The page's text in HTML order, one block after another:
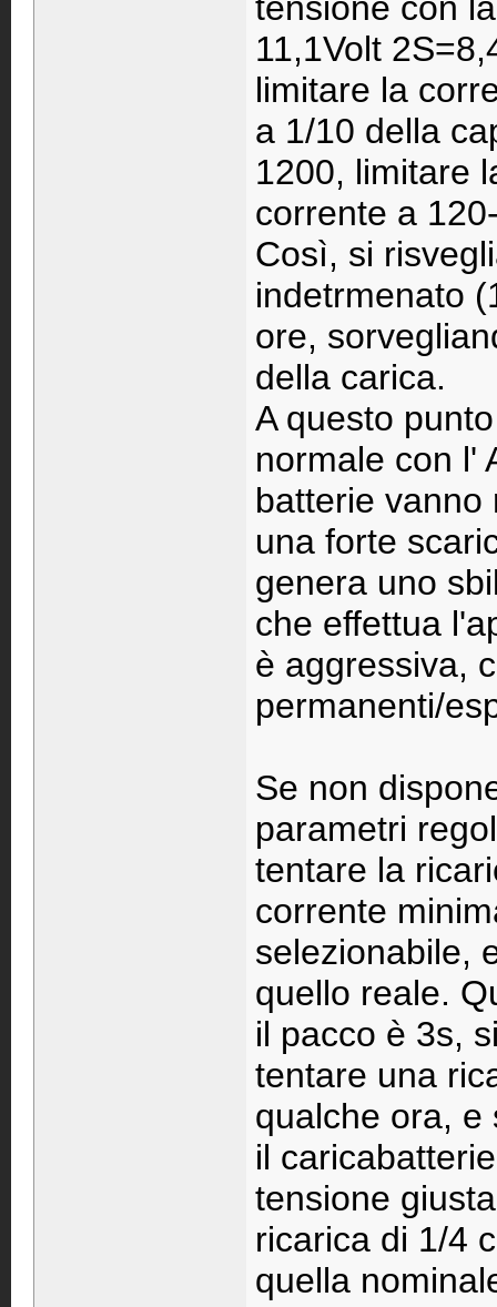
11,1Volt
limitare la
a 1/10 della
1200, limitare
corrente a
Così, si
indetrmenato
ore,
della carica.
A questo
normale con l'
batterie vanno
una forte
genera uno
che effettua
è aggressiva,
permanenti/
Se non
parametri
tentare la
corrente
selezionabile,
quello reale.
il pacco è 3s,
tentare una
qualche ora, e
il
tensione
ricarica di 1/4
quella